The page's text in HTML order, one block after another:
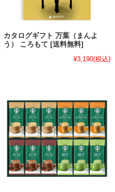
カタログギフト 万葉（まんよ
う） ころもて [送料無料]
¥3,190(税込)